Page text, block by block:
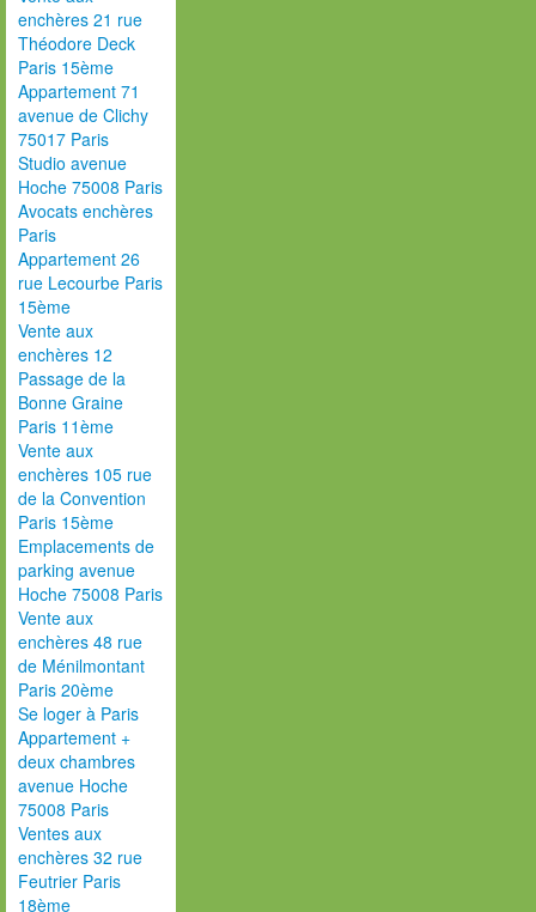
enchères 21 rue
Théodore Deck
Paris 15ème
Appartement 71
avenue de Clichy
75017 Paris
Studio avenue
Hoche 75008 Paris
Avocats enchères
Paris
Appartement 26
rue Lecourbe Paris
15ème
Vente aux
enchères 12
Passage de la
Bonne Graine
Paris 11ème
Vente aux
enchères 105 rue
de la Convention
Paris 15ème
Emplacements de
parking avenue
Hoche 75008 Paris
Vente aux
enchères 48 rue
de Ménilmontant
Paris 20ème
Se loger à Paris
Appartement +
deux chambres
avenue Hoche
75008 Paris
Ventes aux
enchères 32 rue
Feutrier Paris
18ème